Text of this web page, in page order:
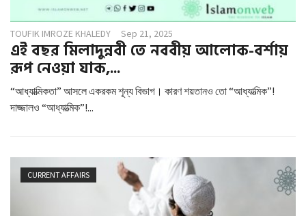
TOUFIK IMROZE KHALEDY Sep 21, 2025
এই বছর মিলাদুন্নবী তে নববীয় আলোক-বর্শায়
রূপ নেওয়া যাক,...
“আধ্যাত্মিকতা” আসলে একরকম শূন্য বিভাগ। কারণ শয়তানও তো “আধ্যাত্মিক”!
দাজ্জালও “আধ্যাত্মিক”!...
CURRENT AFFAIRS